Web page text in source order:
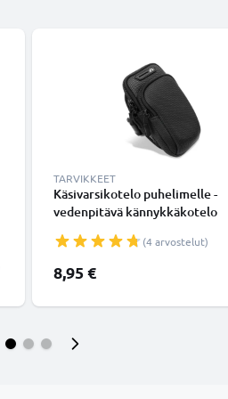
TARVIKKEET
Käsivarsikotelo puhelimelle -
vedenpitävä kännykkäkotelo
avaimille, aukko(4 arvostelut)
8,95 €